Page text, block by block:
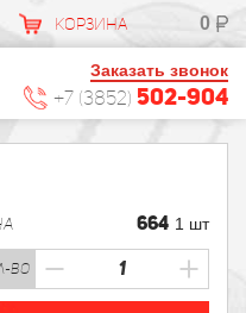
КОРЗИНА 0
Заказать звонок
+7 (3852) 502-904
664 1 шт
во